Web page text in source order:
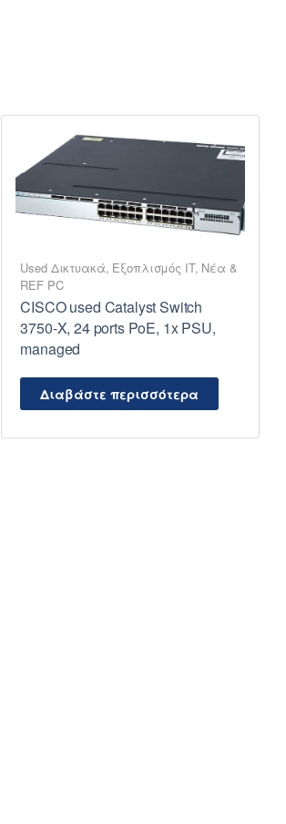
Used Δικτυακά, Εξοπλισμός IT, Νέα &
REF PC
CISCO used Catalyst Switch
3750-X, 24 ports PoE, 1x PSU,
managed
Διαβάστε περισσότερα